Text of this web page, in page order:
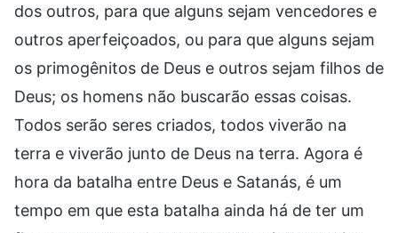
dos outros, para que alguns sejam vencedores e
outros aperfeiçoados, ou para que alguns sejam
os primogênitos de Deus e outros sejam filhos de
Deus; os homens não buscarão essas coisas.
Todos serão seres criados, todos viverão na
terra e viverão junto de Deus na terra. Agora é
hora da batalha entre Deus e Satanás, é um
tempo em que esta batalha ainda há de ter um